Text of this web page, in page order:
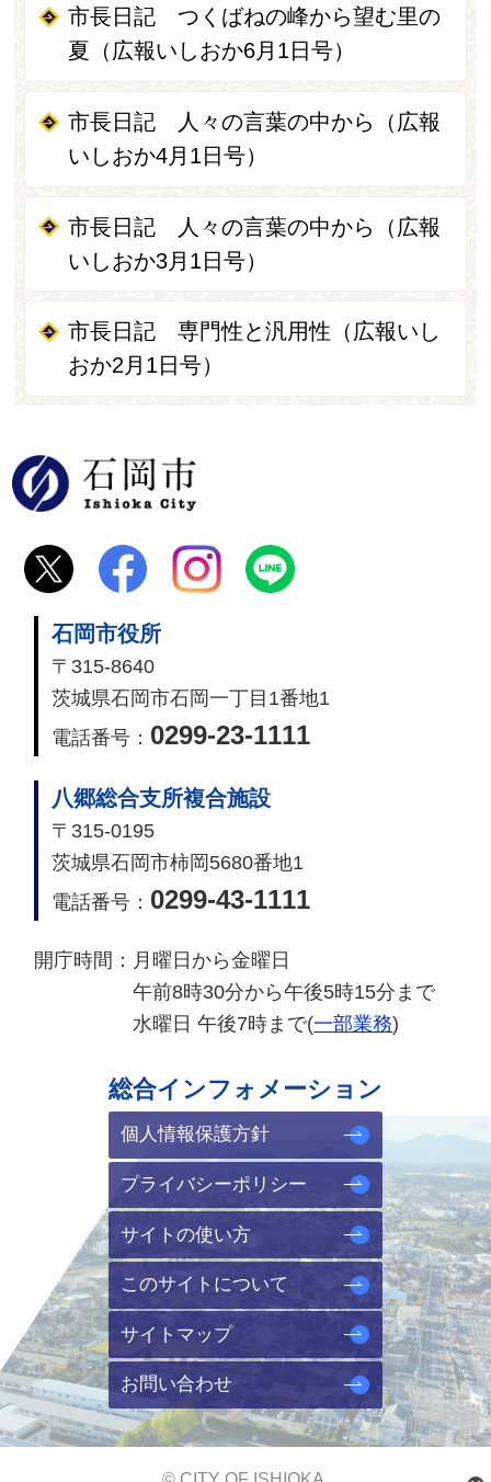
市長日記 つくばねの峰から望む里の
夏（広報いしおか6月1日号）
市長日記 人々の言葉の中から（広報
いしおか4月1日号）
市長日記 人々の言葉の中から（広報
いしおか3月1日号）
市長日記 専門性と汎用性（広報いし
おか2月1日号）
石岡市役所
〒315-8640
茨城県石岡市石岡一丁目1番地1
電話番号： 0299-23-1111
八郷総合支所複合施設
〒315-0195
茨城県石岡市柿岡5680番地1
電話番号： 0299-43-1111
開庁時間： 月曜日から金曜日
午前8時30分から午後5時15分まで
水曜日 午後7時まで(一部業務)
総合インフォメーション
個人情報保護方針
プライバシーポリシー
サイトの使い方
このサイトについて
サイトマップ
お問い合わせ